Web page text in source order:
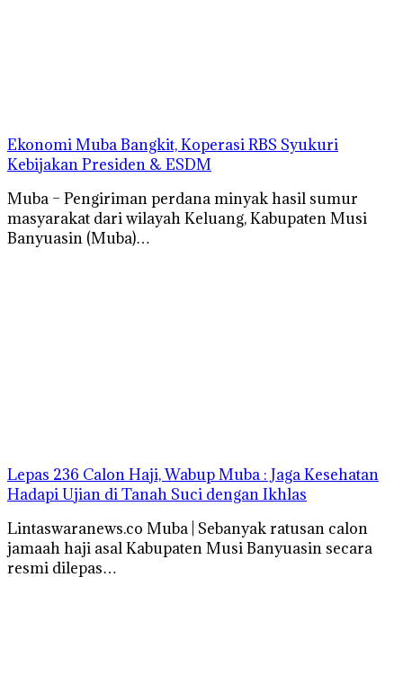
Ekonomi Muba Bangkit, Koperasi RBS Syukuri
Kebijakan Presiden & ESDM
Muba – Pengiriman perdana minyak hasil sumur
masyarakat dari wilayah Keluang, Kabupaten Musi
Banyuasin (Muba)…
Lepas 236 Calon Haji, Wabup Muba : Jaga Kesehatan
Hadapi Ujian di Tanah Suci dengan Ikhlas
Lintaswaranews.co Muba | Sebanyak ratusan calon
jamaah haji asal Kabupaten Musi Banyuasin secara
resmi dilepas…